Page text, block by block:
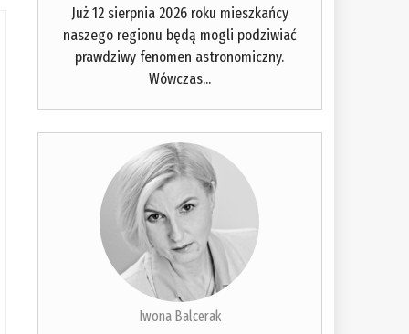
Już 12 sierpnia 2026 roku mieszkańcy
naszego regionu będą mogli podziwiać
prawdziwy fenomen astronomiczny.
Wówczas...
Iwona Balcerak